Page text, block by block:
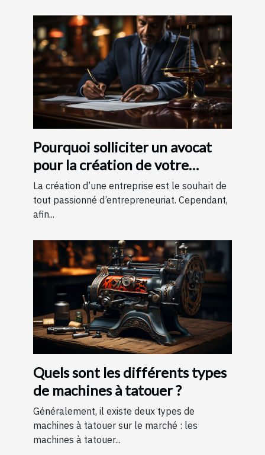
Pourquoi solliciter un avocat
pour la création de votre
entreprise ?
La création d’une entreprise est le souhait de
tout passionné d’entrepreneuriat. Cependant,
afin...
Quels sont les différents types
de machines à tatouer ?
Généralement, il existe deux types de
machines à tatouer sur le marché : les
machines à tatouer...